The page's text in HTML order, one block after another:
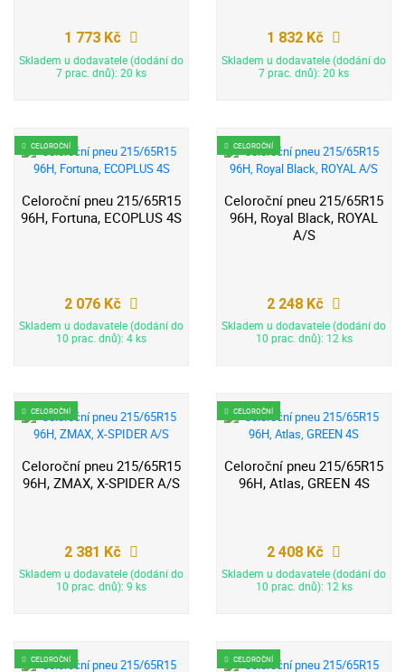
1 773 Kč
Skladem u dodavatele (dodání do
7 prac. dnů): 20 ks
1 832 Kč
Skladem u dodavatele (dodání do
7 prac. dnů): 20 ks
CELOROČNÍ
Celoroční pneu 215/65R15
96H, Fortuna, ECOPLUS 4S
2 076 Kč
Skladem u dodavatele (dodání do
10 prac. dnů): 4 ks
CELOROČNÍ
Celoroční pneu 215/65R15
96H, Royal Black, ROYAL
A/S
2 248 Kč
Skladem u dodavatele (dodání do
10 prac. dnů): 12 ks
CELOROČNÍ
Celoroční pneu 215/65R15
96H, ZMAX, X-SPIDER A/S
2 381 Kč
Skladem u dodavatele (dodání do
10 prac. dnů): 9 ks
CELOROČNÍ
Celoroční pneu 215/65R15
96H, Atlas, GREEN 4S
2 408 Kč
Skladem u dodavatele (dodání do
10 prac. dnů): 12 ks
CELOROČNÍ CELOROČNÍ